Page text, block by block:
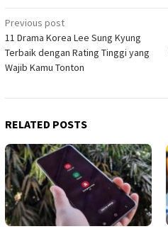
Post
navigation
Previous post
11 Drama Korea Lee Sung Kyung
Terbaik dengan Rating Tinggi yang
Wajib Kamu Tonton
RELATED POSTS